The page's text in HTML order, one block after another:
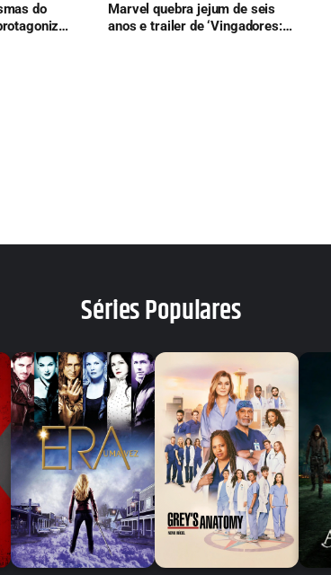
do
Marvel quebra jejum de seis
anos e trailer de ‘Vingadores:
Séries Populares